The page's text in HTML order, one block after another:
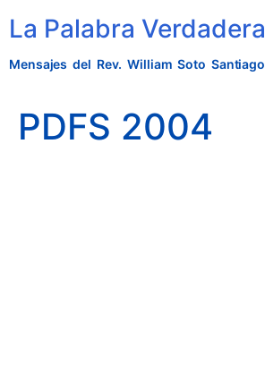
La Palabra Verdadera
Mensajes del Rev. William Soto Santiago
PDFS 2004